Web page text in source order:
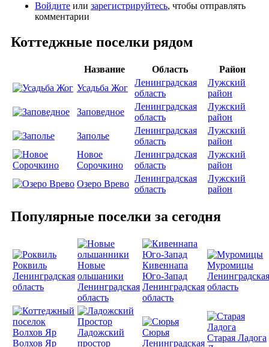
Войдите или зарегистрируйтесь, чтобы отправлять
комментарии
Коттеджные поселки рядом
Название Область
Район
Усадьба Жог
Ленинградская
область
Лужский
район
Заповедное
Ленинградская
область
Лужский
район
Заполье
Ленинградская
область
Лужский
район
Новое
Сорочкино
Ленинградская
область
Лужский
район
Озеро Врево
Ленинградская
область
Лужский
район
Популярные поселки за сегодня
Роквиль
Ленинградская
область
Новые
ольшаники
Ленинградская
область
Кивеннапа
Юго-Запад
Ленинградская
область
Муромицы
Ленинградская
область
Волхов Яр
Ладожский
простор
Сюрья
Ленинградская
Старая Ладога